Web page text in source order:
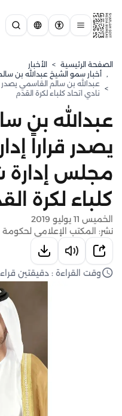
الصفحة الرئيسية > الأخبار
, ⁠أخبار سمو الشيخ عبدالله بن
>
عبدالله بن سالم القاسمي يصدر
نادي اتحاد كلباء لكرة القدم
عبدالله بن
يصدر قراراً
مجلس إدارة
كلباء لكرة
الخميس 11 يوليو 2019
نشر: المكتب الإعلامي لحكومة
وقت القراءة : دقيقتين